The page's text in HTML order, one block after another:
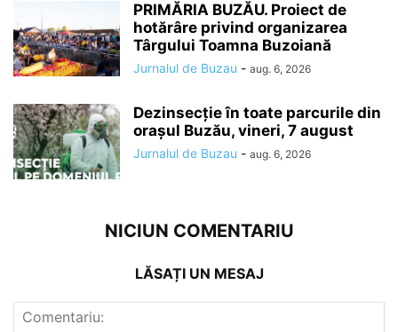
PRIMĂRIA BUZĂU. Proiect de
hotărâre privind organizarea
Târgului Toamna Buzoiană
Jurnalul de Buzau - aug. 6, 2026
Dezinsecție în toate parcurile din
orașul Buzău, vineri, 7 august
Jurnalul de Buzau - aug. 6, 2026
NICIUN COMENTARIU
LĂSAȚI UN MESAJ